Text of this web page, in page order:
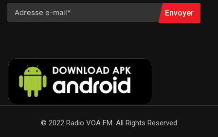
Envoyer
© 2022 Radio VOA FM. All Rights Reserved